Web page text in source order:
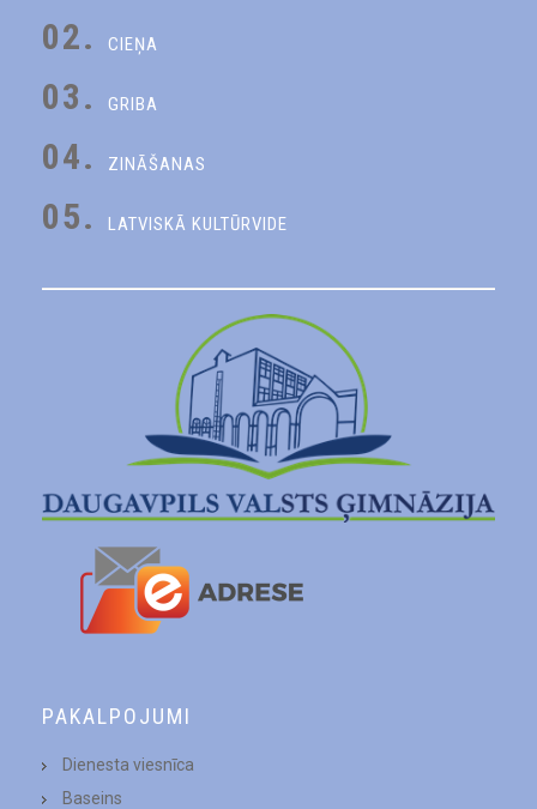
02. CIEŅA
03. GRIBA
04. ZINĀŠANAS
05. LATVISKĀ KULTŪRVIDE
PAKALPOJUMI
Dienesta viesnīca
Baseins